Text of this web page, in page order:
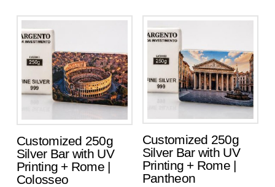
Customized 250g
Silver Bar with UV
Printing + Rome |
Colosseo
Customized 250g
Silver Bar with UV
Printing + Rome |
Pantheon